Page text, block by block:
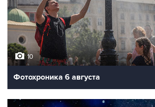
10
Фотохроника 6 августа